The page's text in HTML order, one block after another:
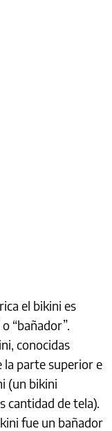
el bikini es
“bañador”.
conocidas
parte superior e
(un bikini
cantidad de tela).
fue un bañador